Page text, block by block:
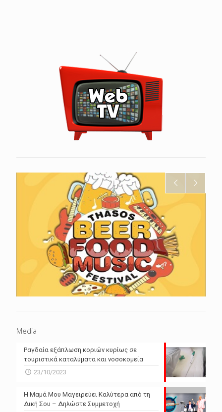
Media
Ραγδαία εξάπλωση κοριών κυρίως σε
τουριστικά καταλύματα και νοσοκομεία
23/10/2023
Η Μαμά Μου Μαγειρεύει Καλύτερα από τη
Δική Σου – Δηλώστε Συμμετοχή